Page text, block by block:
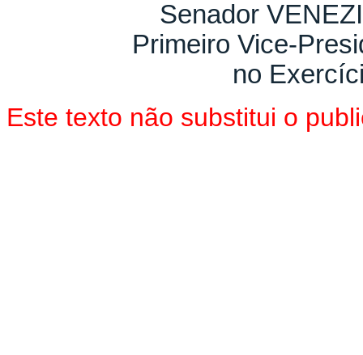
Senador
Primeiro Vice-
no
Este texto não substitui o